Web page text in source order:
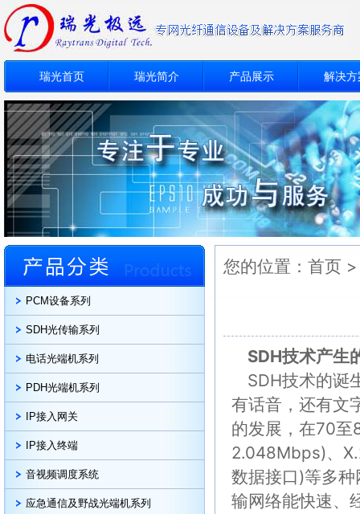
瑞光首页 瑞光简介 产品展示 解决方
PCM设备系列
SDH光传输系列
电话光端机系列
PDH光端机系列
IP接入网关
IP接入终端
音视频调度系统
应急通信及野战光端机系列
您的位置： 首页
SDH技术产
SDH技术的诞
有话音，还有文
的发展，在70至
2.048Mbps)、
数据接口)等多
输网络能快速、